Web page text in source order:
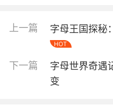
仅在语言中扮演重要角
的影响。例如，字母
象征，在数学中代表未
来表示限制级内容。字
择和分叉，象征着人生
科技中的应用 随着科
上一篇 字母王国探秘
HOT
下一篇
字母世界奇遇
变